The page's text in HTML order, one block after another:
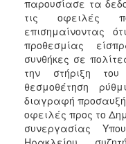
παρουσίασε τα
τις οφειλές
επισημαίνοντας
προθεσμίας
συνθήκες σε
την στήριξη
θεσμοθέτηση
διαγραφή
οφειλές προς το
συνεργασίας